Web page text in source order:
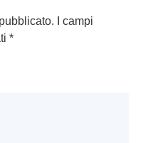
I campi
*